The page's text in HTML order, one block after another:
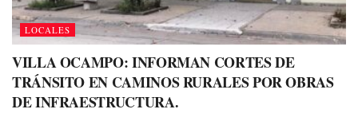
LOCALES
VILLA OCAMPO: INFORMAN CORTES DE
TRÁNSITO EN CAMINOS RURALES POR OBRAS
DE INFRAESTRUCTURA.